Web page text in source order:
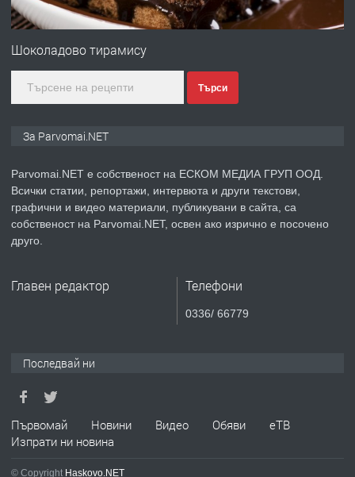
ПРЕДЛАГА
Първи поход "По стъпките на Ангел
преди 1 година
ПРЕДЛАГА Уроци по Математика
ТЪРСИ
Шоколадово тирамису
Търси
За Parvomai.NET
Parvomai.NET е собственост на ЕСКОМ МЕДИА ГРУП ООД.
Всички статии, репортажи, интервюта и други текстови,
графични и видео материали, публикувани в сайта, са
собственост на Parvomai.NET, освен ако изрично е посочено
друго.
Главен редактор Телефони
0336/ 66779
Последвай ни
Първомай Новини Видео Обяви
еТВ
Изпрати ни новина
© Copyright Haskovo.NET